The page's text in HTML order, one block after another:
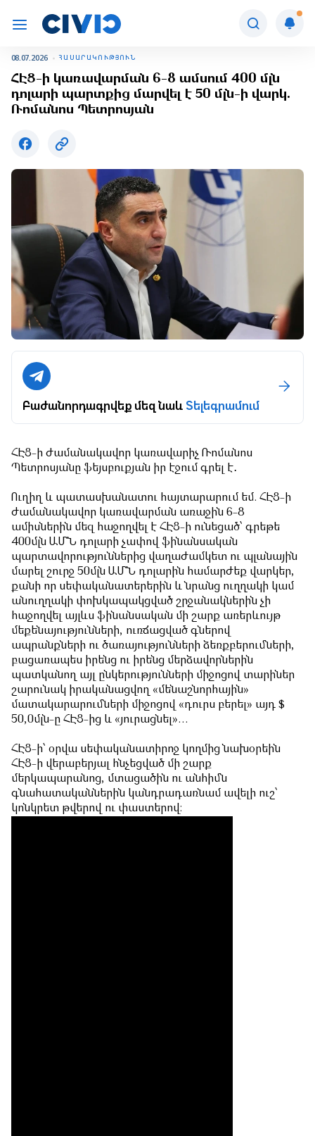
08.07.2026 ՀԱՍԱՐԱԿՈՒԹՅՈՒՆ
ՀԷՑ-ի կառավարման 6-8 ամսում 400 մլն
դոլարի պարտքից մարվել է 50 մլն-ի վարկ.
Ռոմանոս Պետրոսյան
Բաժանորդագրվեք մեզ նաևՏելեգրամում
ՀԷՑ-ի ժամանակավոր կառավարիչ Ռոմանոս
Պետրոսյանը ֆեյսբուքյան իր էջում գրել է․
Ուղիղ և պատասխանատու հայտարարում եմ. ՀԷՑ-ի
ժամանակավոր կառավարման առաջին 6-8
ամիսներին մեզ հաջողվել է ՀԷՑ-ի ունեցած՝ գրեթե
400մլն ԱՄՆ դոլարի չափով ֆինանսական
պարտավորություններից վաղաժամկետ ու պլանային
մարել շուրջ 50մլն ԱՄՆ դոլարին համարժեք վարկեր,
քանի որ սեփականատերերին և նրանց ուղղակի կամ
անուղղակի փոխկապակցված շրջանակներին չի
հաջողվել այլևս ֆինանսական մի շարք առերևույթ
մեքենայությունների, ուռճացված գներով
ապրանքների ու ծառայությունների ձեռքբերումների,
բացառապես իրենց ու իրենց մերձավորներին
պատկանող այլ ընկերությունների միջոցով տարիներ
շարունակ իրականացվող «մենաշնորհային»
մատակարարումների միջոցով «դուրս բերել» այդ $
50,0մլն-ը ՀԷՑ-ից և «յուրացնել»…
ՀԷՑ-ի՝ օրվա սեփականատիրոջ կողմից նախօրեին
ՀԷՑ-ի վերաբերյալ հնչեցված մի շարք
մերկապարանոց, մտացածին ու անհիմն
գնահատականներին կանդրադառնամ ավելի ուշ՝
կոնկրետ թվերով ու փաստերով։